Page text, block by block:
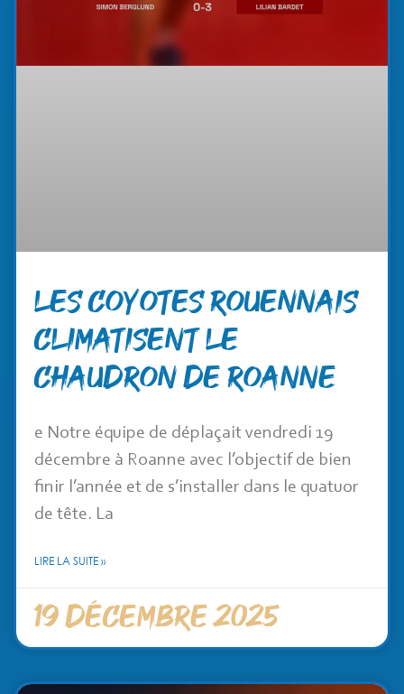
Les coyotes rouennais
climatisent le
chaudron de Roanne
e Notre équipe de déplaçait vendredi 19
décembre à Roanne avec l’objectif de bien
finir l’année et de s’installer dans le quatuor
de tête. La
LIRE LA SUITE »
19 décembre 2025